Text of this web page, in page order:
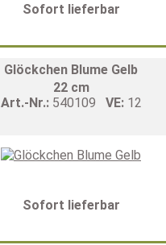
Sofort lieferbar
Glöckchen Blume Gelb
22 cm
Art.-Nr.: 540109 VE: 12
Sofort lieferbar